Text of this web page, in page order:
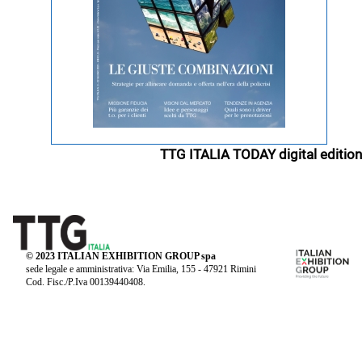
TTG ITALIA TODAY digital edition
© 2023 ITALIAN EXHIBITION GROUP spa
sede legale e amministrativa: Via Emilia, 155 - 47921 Rimini
Cod. Fisc./P.Iva 00139440408.